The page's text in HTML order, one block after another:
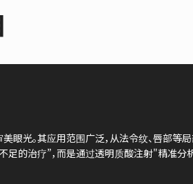
眼光。其应用范围广泛，从法令纹、唇部等
足的治疗”，而是通过透明质酸注射"精准